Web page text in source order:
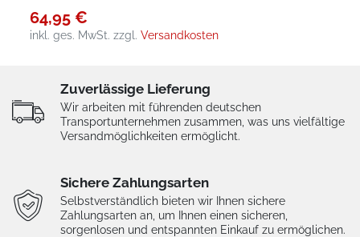
64,95 €
inkl. ges. MwSt. zzgl.Versandkosten
Zuverlässige Lieferung
Wir arbeiten mit führenden deutschen
Transportunternehmen zusammen, was uns vielfältige
Versandmöglichkeiten ermöglicht.
Sichere Zahlungsarten
Selbstverständlich bieten wir Ihnen sichere
Zahlungsarten an, um Ihnen einen sicheren,
sorgenlosen und entspannten Einkauf zu ermöglichen.